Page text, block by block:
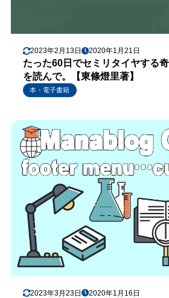
2023年2月13日 2020年1月21日
たった60日でセミリタイヤする
を読んで。【東條燈里著】
本・電子書籍
2023年3月23日 2020年1月16日